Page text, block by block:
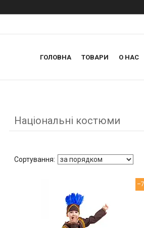
ГОЛОВНА ТОВАРИ О НАС
Національні костюми